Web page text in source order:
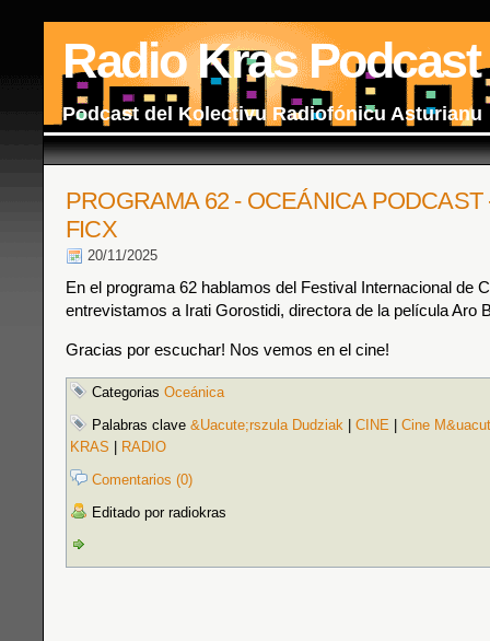
Radio Kras Podcast
Podcast del Kolectivu Radiofónicu Asturianu
PROGRAMA 62 - OCEÁNICA PODCAST
FICX
20/11/2025
En el programa 62 hablamos del Festival Internacional de
entrevistamos a Irati Gorostidi, directora de la película Aro
Gracias por escuchar! Nos vemos en el cine!
Categorias Oceánica
Palabras clave &Uacute;rszula Dudziak CINE
Cine
KRAS
RADIO
Comentarios (0)
Editado por radiokras